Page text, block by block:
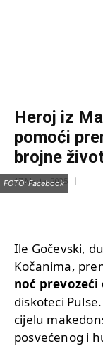
Heroj iz
pomoći
brojne
17 Marta, 2025
FOTO: Facebook
Ile Gočevski,
Kočanima,
noć
diskoteci
cijelu
posvećenog i